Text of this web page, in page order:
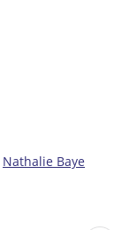
Nathalie Baye